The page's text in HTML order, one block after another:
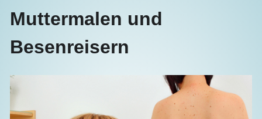
Muttermalen und
Besenreisern